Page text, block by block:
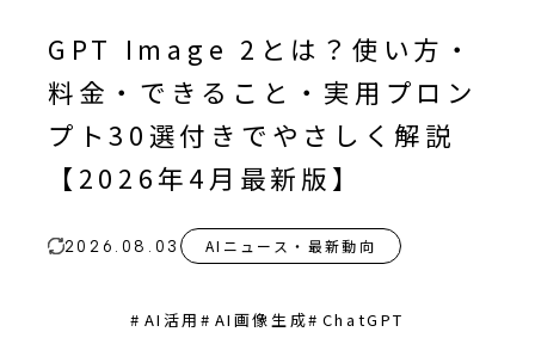
GPT Image 2とは？使い方・
料金・できること・実用プロン
プト30選付きでやさしく解説
【2026年4月最新版】
2026.08.03 AIニュース・最新動向
# AI活用 # AI画像生成# ChatGPT